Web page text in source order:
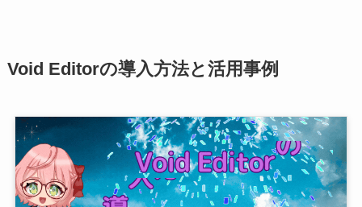
Void Editorの導入方法と活用事例